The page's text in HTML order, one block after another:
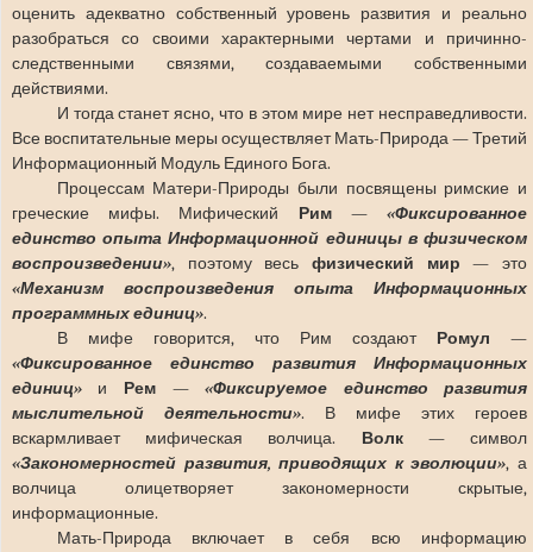
оценить адекватно собственный уровень развития и реально
разобраться со своими характерными чертами и причинно-
следственными связями, создаваемыми собственными
действиями.
И тогда станет ясно, что в этом мире нет несправедливости.
Все воспитательные меры осуществляет Мать-Природа — Третий
Информационный Модуль Единого Бога.
Процессам Матери-Природы были посвящены римские и
греческие мифы. Мифический Рим —«Фиксированное
единство опыта Информационной единицы в физическом
воспроизведении», поэтому весь физический мир— это
«Механизм воспроизведения опыта Информационных
программных единиц».
В мифе говорится, что Рим создают Ромул—
«Фиксированное единство развития Информационных
единиц» и Рем —«Фиксируемое единство развития
мыслительной деятельности». В мифе этих героев
вскармливает мифическая волчица. Волк — символ
«Закономерностей развития, приводящих к эволюции», а
волчица олицетворяет закономерности скрытые,
информационные.
Мать-Природа включает в себя всю информацию